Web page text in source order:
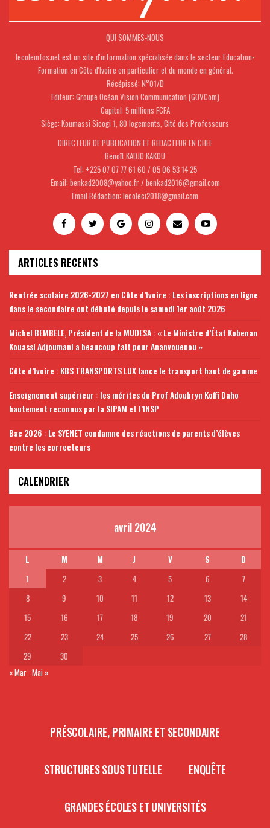
QUI SOMMES-NOUS
lecoleinfos.net est un site d'information spécialisée dans le secteur Education-
Formation en Côte d'Ivoire en particulier et du monde en général.
Récépissé: N°01/D
Editeur: Groupe Océan Vision Communication (GOVCom)
Capital: 5 millions FCFA
Siège: Koumassi Sicogi 1, 80 logements, Cité des Professeurs
DIRECTEUR DE PUBLICATION ET REDACTEUR EN CHEF
Benoît KADJO KAKOU
Tel: +225 07 07 77 61 60 / 05 06 53 14 25
Email: benkad2008@yahoo.fr / benkad2016@gmail.com
Email Rédaction: lecoleci2018@gmail.com
ARTICLES RECENTS
Rentrée scolaire 2026-2027 en Côte d’Ivoire : Les inscriptions en ligne
dans le secondaire ont débuté depuis le samedi 1er août 2026
Michel BEMBELE, Président de la MUDESA : « Le Ministre d’État Kobenan
Kouassi Adjoumani a beaucoup fait pour Ananvouenou »
Côte d’Ivoire : KBS TRANSPORTS LUX lance le transport haut de gamme
Enseignement supérieur : les mérites du Prof Adoubryn Koffi Daho
hautement reconnus par la SIPAM et l’INSP
Bac 2026 : Le SYENET condamne des réactions de parents d’élèves
contre les correcteurs
CALENDRIER
avril 2024
L M M J V S
D
1
2 3 4 5 6
7
8
9 10 11 12 13
14
15
16 17 18 19 20
21
22
23 24 25 26 27
28
29
30
« Mar Mai »
PRÉSCOLAIRE, PRIMAIRE ET SECONDAIRE
STRUCTURES SOUS TUTELLE ENQUÊTE
GRANDES ÉCOLES ET UNIVERSITÉS